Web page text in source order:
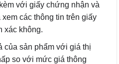
với giấy chứng nhận và
các thông tin trên giấy
xác không.
của sản phẩm với giá thị
so với mức giá thông